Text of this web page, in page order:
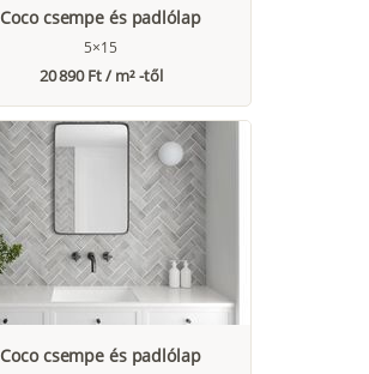
Coco csempe és padlólap
5×15
20 890 Ft / m² -től
Coco csempe és padlólap